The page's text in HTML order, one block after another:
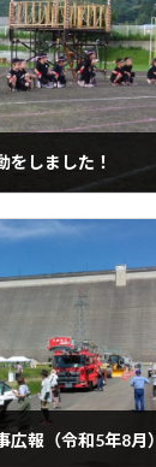
しました！
報（令和5年8月）